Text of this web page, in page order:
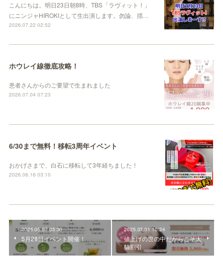
こんにちは。明日23日朝8時、TBS「ラヴィット！」
にニンジャHIROKIとして生出演します。勿論、揺…
2026.07.22 02:52
ホウレイ線徹底攻略！
患者さんからのご要望で生まれました
2026.07.04 07:23
6/30まで無料！移転3周年イベント
おかげさまで、白石に移転して3年経ちました！
2026.06.16 03:10
2026.05.07 05:30
5月28日イベント開催！
2025.07.01 10:24
値上げの世の中だからこそ大
幅割引